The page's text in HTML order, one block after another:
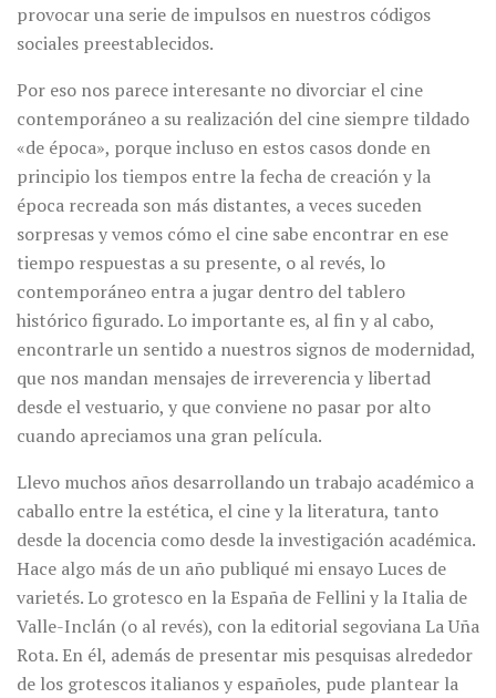
provocar una serie de impulsos en nuestros códigos
sociales preestablecidos.
Por eso nos parece interesante no divorciar el cine
contemporáneo a su realización del cine siempre tildado
«de época», porque incluso en estos casos donde en
principio los tiempos entre la fecha de creación y la
época recreada son más distantes, a veces suceden
sorpresas y vemos cómo el cine sabe encontrar en ese
tiempo respuestas a su presente, o al revés, lo
contemporáneo entra a jugar dentro del tablero
histórico figurado. Lo importante es, al fin y al cabo,
encontrarle un sentido a nuestros signos de modernidad,
que nos mandan mensajes de irreverencia y libertad
desde el vestuario, y que conviene no pasar por alto
cuando apreciamos una gran película.
Llevo muchos años desarrollando un trabajo académico a
caballo entre la estética, el cine y la literatura, tanto
desde la docencia como desde la investigación académica.
Hace algo más de un año publiqué mi ensayo Luces de
varietés. Lo grotesco en la España de Fellini y la Italia de
Valle-Inclán (o al revés), con la editorial segoviana La Uña
Rota. En él, además de presentar mis pesquisas alrededor
de los grotescos italianos y españoles, pude plantear la